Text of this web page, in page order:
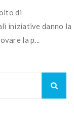
di
iniziative danno la
la p...